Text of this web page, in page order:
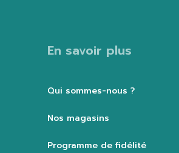
En savoir plus
Qui sommes-nous ?
Nos magasins
Programme de fidélité